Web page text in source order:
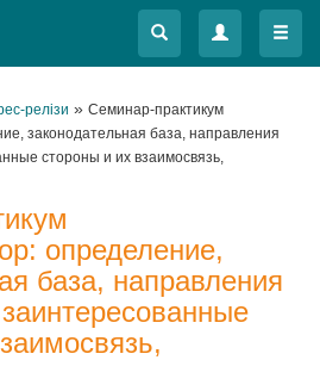
Меню
Меню
релізи » Семинар-практикум
законодательная база, направления
стороны и их взаимосвязь,
определение,
база, направления